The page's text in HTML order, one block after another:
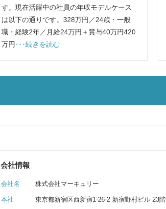
す。現在活躍中の社員の年収モデルケース
は以下の通りです。328万円／24歳・一般
職・経験2年／月給24万円＋賞与40万円420
万円 ･･･続きを読む
会社情報
会社名 株式会社マーキュリー
本社 東京都新宿区西新宿1-26-2 新宿野村ビル 23階